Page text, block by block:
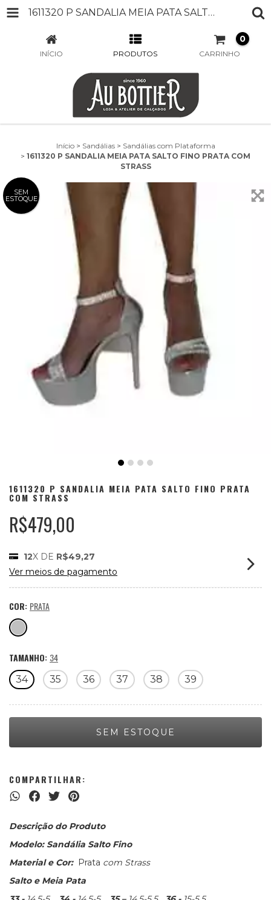
1611320 P SANDALIA MEIA PATA SALTO FINO PRATA COM STRASS
INÍCIO PRODUTOS CARRINHO
0
Início > Sandálias > Sandálias com Plataforma
> 1611320 P SANDALIA MEIA PATA SALTO FINO PRATA COM
STRASS
SEM
ESTOQUE
1611320 P SANDALIA MEIA PATA SALTO FINO PRATA
COM STRASS
R$479,00
12X DE R$49,27
Ver meios de pagamento
COR: PRATA
TAMANHO: 34
34 35 36 37 38 39
COMPARTILHAR:
Descrição do Produto
Modelo: Sandália Salto Fino
Material e Cor:Prata com Strass
Salto e Meia Pata